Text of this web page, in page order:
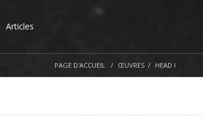
Articles
PAGE D'ACCUEIL ŒUVRES HEAD I